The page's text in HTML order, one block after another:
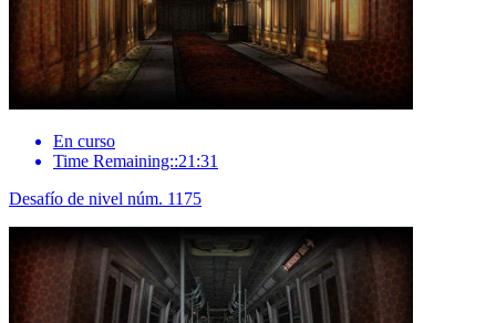
En curso
Time Remaining::21:31
Desafío de nivel núm. 1175